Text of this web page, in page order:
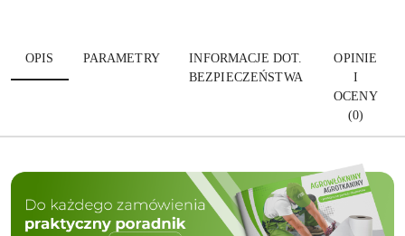
OPIS PARAMETRY
INFORMACJE DOT.
BEZPIECZEŃSTWA
OPINIE
I
OCENY
(0)